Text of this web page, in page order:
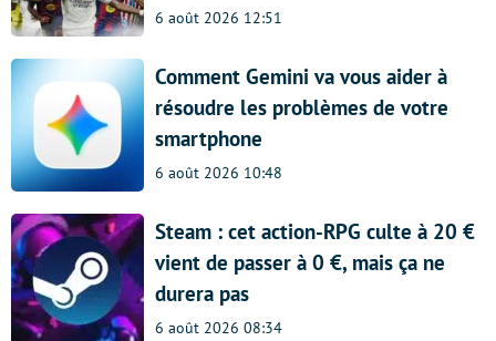
6 août 2026 12:51
Comment Gemini va vous aider à
résoudre les problèmes de votre
smartphone
6 août 2026 10:48
Steam : cet action-RPG culte à 20 €
vient de passer à 0 €, mais ça ne
durera pas
6 août 2026 08:34